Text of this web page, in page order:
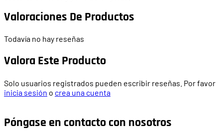
Valoraciones De Productos
Todavía no hay reseñas
Valora Este Producto
Solo usuarios registrados pueden escribir reseñas. Por favor
inicia sesión o crea una cuenta
Póngase en contacto con nosotros